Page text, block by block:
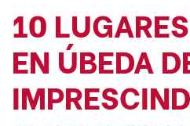
10
EN ÚBEDA